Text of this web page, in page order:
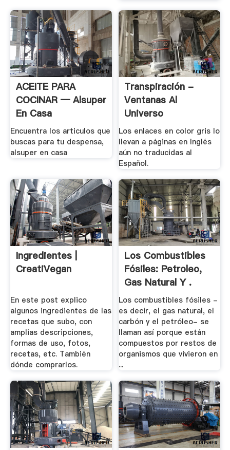
ACEITE PARA
COCINAR — Alsuper
En Casa
Encuentra los articulos que
buscas para tu despensa,
alsuper en casa
Transpiración -
Ventanas Al
Universo
Los enlaces en color gris lo
llevan a páginas en Inglés
aún no traducidas al
Español.
Ingredientes |
CreatiVegan
En este post explico
algunos ingredientes de las
recetas que subo, con
amplias descripciones,
formas de uso, fotos,
recetas, etc. También
dónde comprarlos.
Los Combustibles
Fósiles: Petroleo,
Gas Natural Y .
Los combustibles fósiles -
es decir, el gas natural, el
carbón y el petróleo- se
llaman así porque están
compuestos por restos de
organismos que vivieron en
...